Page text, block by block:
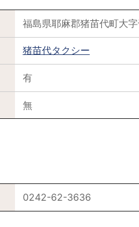
福島県耶麻郡猪苗代町大
猪苗代タクシー
有
無
0242-62-3636